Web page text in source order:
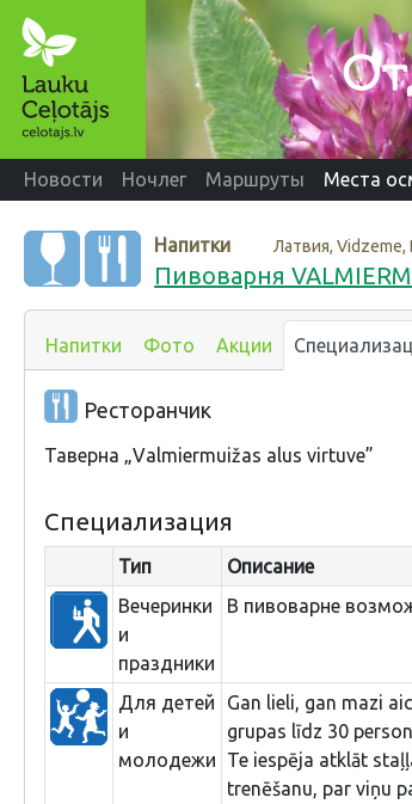
Новости Ночлег Маршруты Места
Напитки Латвия,
Пивоварня
Напитки Фото Акции
Ресторанчик
Таверна „Valmiermuižas alus virtuve”
Специализация
Тип
Описание
Вечеринки
и
праздники
В пивоварне
Для детей
и
молодежи
Gan lieli, gan mazi
grupas līdz 30
Te iespēja atklāt
trenēšanu, par viņu